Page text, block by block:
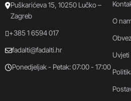
Puškarićeva 15, 10250 Lučko –
Zagreb
+385 1 6594 017
fadalti@fadalti.hr
Ponedjeljak - Petak: 07:00 - 17:00
O